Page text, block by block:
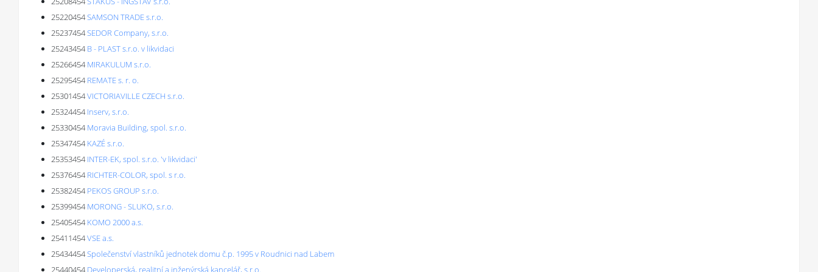
25220454SAMSON TRADE s.r.o.
25237454SEDOR Company, s.r.o.
25243454 B - PLAST s.r.o. v likvidaci
25266454 MIRAKULUM s.r.o.
25295454 REMATE s. r. o.
25301454VICTORIAVILLE CZECH s.r.o.
25324454 Inserv, s.r.o.
25330454 Moravia Building, spol. s.r.o.
25347454 KAZÉ s.r.o.
25353454 INTER-EK, spol. s.r.o. 'v likvidaci'
25376454 RICHTER-COLOR, spol. s r.o.
25382454 PEKOS GROUP s.r.o.
25399454 MORONG - SLUKO, s.r.o.
25405454 KOMO 2000 a.s.
25411454VSE a.s.
25434454Společenství vlastníků jednotek domu č.p. 1995 v Roudnici nad Labem
25440454 Developerská, realitní a inženýrská kancelář, s.r.o.